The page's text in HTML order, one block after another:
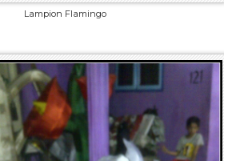
Lampion Flamingo